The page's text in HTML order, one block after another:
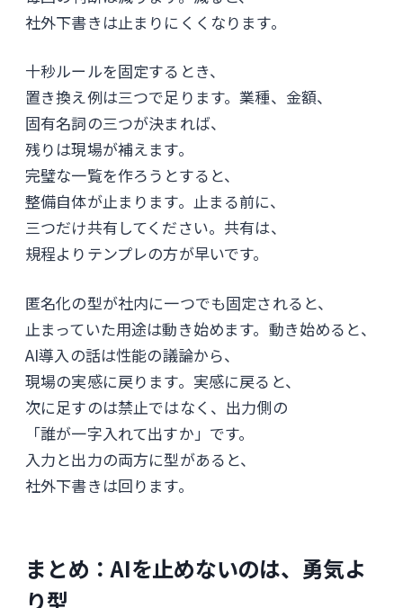
社外下書きは止まりにくくなります。
十秒ルールを固定するとき、
置き換え例は三つで足ります。業種、金額、
固有名詞の三つが決まれば、
残りは現場が補えます。
完璧な一覧を作ろうとすると、
整備自体が止まります。止まる前に、
三つだけ共有してください。共有は、
規程よりテンプレの方が早いです。
匿名化の型が社内に一つでも固定されると、
止まっていた用途は動き始めます。動き始めると、
AI導入の話は性能の議論から、
現場の実感に戻ります。実感に戻ると、
次に足すのは禁止ではなく、出力側の
「誰が一字入れて出すか」です。
入力と出力の両方に型があると、
社外下書きは回ります。
まとめ：AIを止めないのは、勇気よ
り型